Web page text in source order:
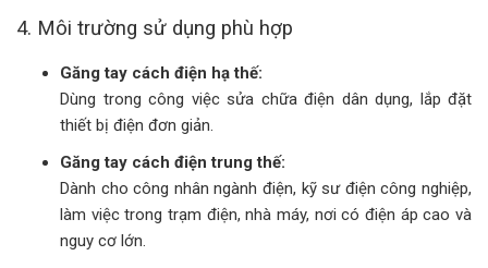
4. Môi trường sử dụng phù hợp
Găng tay cách điện hạ thế:
Dùng trong công việc sửa chữa điện dân dụng, lắp đặt
thiết bị điện đơn giản.
Găng tay cách điện trung thế:
Dành cho công nhân ngành điện, kỹ sư điện công nghiệp,
làm việc trong trạm điện, nhà máy, nơi có điện áp cao và
nguy cơ lớn.